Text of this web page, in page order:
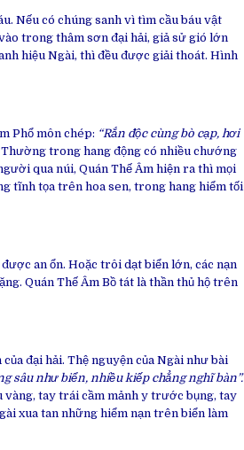
Nếu có chúng sanh vì tìm cầu báu vật
trong thâm sơn đại hải, giả sử gió lớn
hiệu Ngài, thì đều được giải thoát. Hình
Phổ môn chép: “Rắn độc cùng bò cạp, hơi
trong hang động có nhiều chướng
qua núi, Quán Thế Âm hiện ra thì mọi
tĩnh tọa trên hoa sen, trong hang hiểm tối
an ổn. Hoặc trôi dạt biển lớn, các nạn
Quán Thế Âm Bồ tát là thần thủ hộ trên
đại hải. Thệ nguyện của Ngài như bài
sâu như biển, nhiều kiếp chẳng nghĩ bàn”.
tay trái cầm mảnh y trước bụng, tay
xua tan những hiểm nạn trên biển làm